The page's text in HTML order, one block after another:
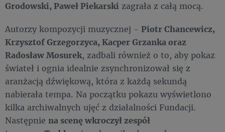
Grodowski, Paweł Piekarski zagrała z całą mocą.
Autorzy kompozycji muzycznej - Piotr Chancewicz,
Krzysztof Grzegorzyca, Kacper Grzanka oraz
Radosław Mosurek, zadbali również o to, aby pokaz
świateł i ognia idealnie zsynchronizował się z
aranżacją dźwiękową, która z każdą sekundą
nabierała tempa. Na początku pokazu wyświetlono
kilka archiwalnych ujęć z działalności Fundacji.
Następnie na scenę wkroczył zespół